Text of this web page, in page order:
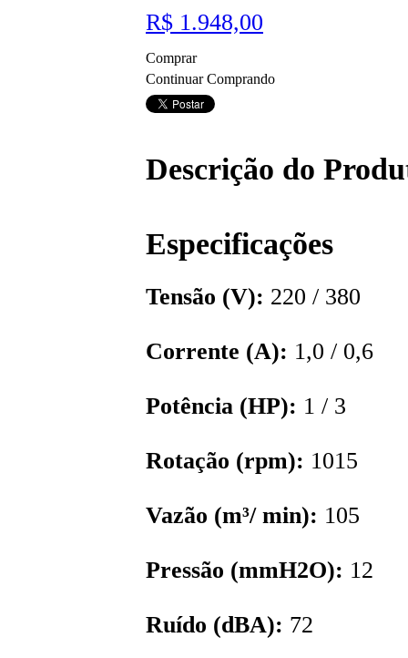
R$ 1.948,00
Comprar
Continuar Comprando
Descrição do
Especificações
Tensão (V): 220 / 380
Corrente (A): 1,0 / 0,6
Potência (HP): 1 / 3
Rotação (rpm): 1015
Vazão (m³/ min): 105
Pressão (mmH2O): 12
Ruído (dBA): 72